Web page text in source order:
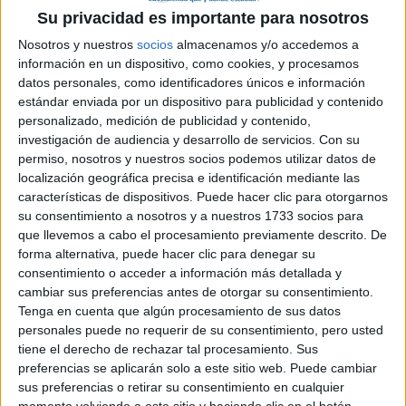
Su privacidad es importante para nosotros
Nosotros y nuestros socios almacenamos y/o accedemos a
información en un dispositivo, como cookies, y procesamos
datos personales, como identificadores únicos e información
estándar enviada por un dispositivo para publicidad y contenido
personalizado, medición de publicidad y contenido,
investigación de audiencia y desarrollo de servicios. Con su
permiso, nosotros y nuestros socios podemos utilizar datos de
localización geográfica precisa e identificación mediante las
características de dispositivos. Puede hacer clic para otorgarnos
su consentimiento a nosotros y a nuestros 1733 socios para
que llevemos a cabo el procesamiento previamente descrito. De
forma alternativa, puede hacer clic para denegar su
consentimiento o acceder a información más detallada y
cambiar sus preferencias antes de otorgar su consentimiento.
Tenga en cuenta que algún procesamiento de sus datos
personales puede no requerir de su consentimiento, pero usted
tiene el derecho de rechazar tal procesamiento. Sus
preferencias se aplicarán solo a este sitio web. Puede cambiar
sus preferencias o retirar su consentimiento en cualquier
Comentarios
Infinita
1st jul 2007
Si lo tienes claro, ¡adelante!
Hola Hasna, me parece genial que te cambies de carrera. La vida
es demasiado larga (eso espero
), como para dedicarla a algo
que no te gusta. Te deseo mucha suerte. Y como te he dicho en
tu corcho: ¡me encanta tu foto!
�
sin límites, sin barreras insalvables